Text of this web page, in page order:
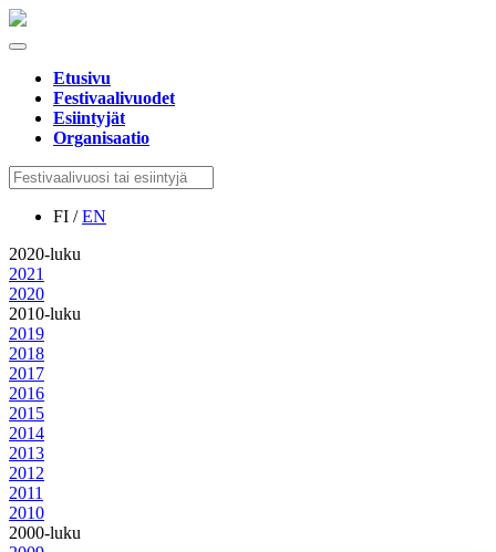
Etusivu
Festivaalivuodet
Esiintyjät
Organisaatio
FI /EN
2020-luku
2021
2020
2010-luku
2019
2018
2017
2016
2015
2014
2013
2012
2011
2010
2000-luku